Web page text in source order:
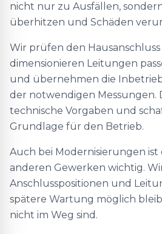
nicht nur zu Ausfällen,
überhitzen und Schäden
Wir prüfen den
dimensionieren Leitungen
und übernehmen die
der notwendigen Messungen.
technische Vorgaben und
Grundlage für den Betrieb.
Auch bei Modernisierungen
anderen Gewerken wichtig.
Anschlusspositionen und
spätere Wartung möglich
nicht im Weg sind.